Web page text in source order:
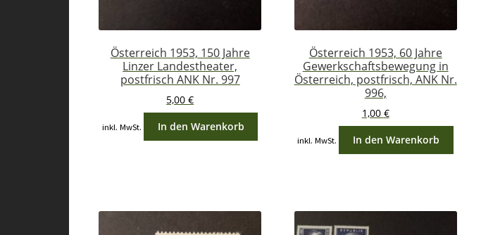
Österreich 1953, 150 Jahre
Linzer Landestheater,
postfrisch ANK Nr. 997
5,00€
inkl. MwSt. In den Warenkorb
Österreich 1953, 60 Jahre
Gewerkschaftsbewegung in
Österreich, postfrisch, ANK Nr.
996,
1,00 €
inkl. MwSt. In den Warenkorb